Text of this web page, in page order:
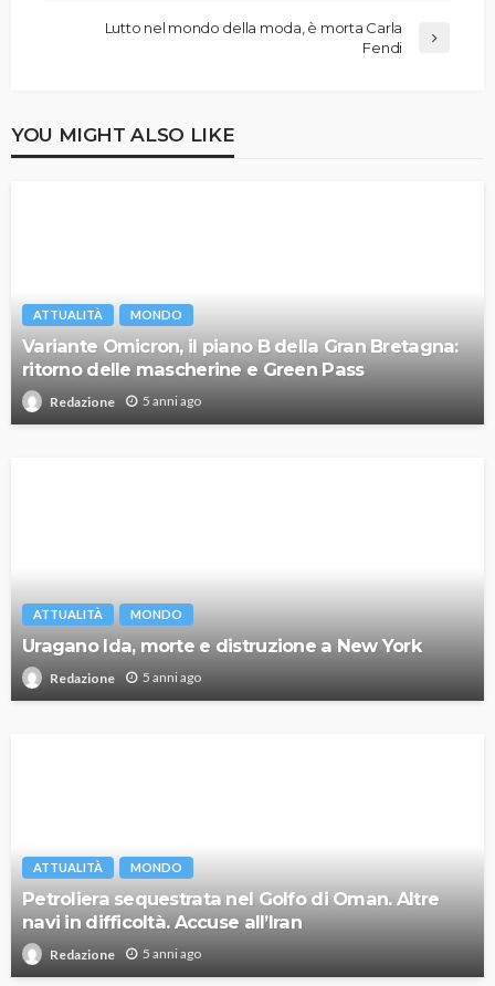
Lutto nel mondo della moda, è morta Carla
Fendi
YOU MIGHT ALSO LIKE
ATTUALITÀ MONDO
Variante Omicron, il piano B della Gran Bretagna:
ritorno delle mascherine e Green Pass
Redazione 5 anni ago
ATTUALITÀ MONDO
Uragano Ida, morte e distruzione a New York
Redazione 5 anni ago
ATTUALITÀ MONDO
Petroliera sequestrata nel Golfo di Oman. Altre
navi in difficoltà. Accuse all’Iran
Redazione 5 anni ago